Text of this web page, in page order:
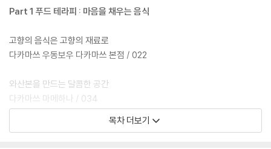
도시에서 위축됐던 마음이 한 뼘씩 늘어나는 것을 느낀다. 가가와현에서
물이자 미래를 향한 응원이다.
어갈 힘을 불어넣어 주었다. 이 처방은 책을 읽거나 다카마쓰를 여행하는
모두에게 유효할 것이다. 실제 여행을 도와주는 여행 팁과 추천 여행 코스
도 제공된다. 무궁무진한 매력을 지닌 소도시 다카마쓰! 책장을 펼치는 순
간 페리, 노면전차, 전철로 갈 수 있는 한적한 섬과 푸근한 시골 마을로의
Part 1 푸드 테라피 : 마음을 채우는 음식
고향의 음식은 고향의 재료로
다카마쓰 우동보우 다카마쓰 본점 / 022
와산본을 만드는 달콤한 공간
다카마쓰 마메하나 / 034
에도 시대 농민의 소확행, 안모치조니
목차 더보기